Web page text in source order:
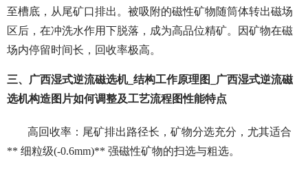
至槽底，从尾矿口排出。被吸附的磁性矿物随筒体转出磁场
区后，在冲洗水作用下脱落，成为高品位精矿。因矿物在磁
场内停留时间长，回收率极高。
三、广西湿式逆流磁选机_结构工作原理图_广西湿式逆流磁
选机构造图片如何调整及工艺流程图性能特点
高回收率：尾矿排出路径长，矿物分选充分，尤其适合
** 细粒级(-0.6mm)** 强磁性矿物的扫选与粗选。